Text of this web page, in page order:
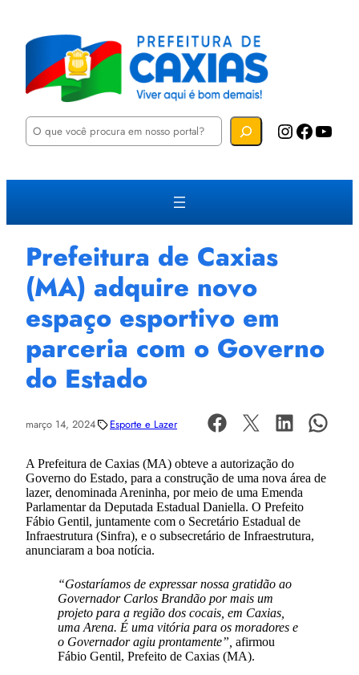
P
u
a
Instagram Facebook YouTube
Prefeitura de Caxias
(MA) adquire novo
espaço esportivo em
parceria com o Governo
do Estado
março 14, 2024 Esporte e Lazer
A Prefeitura de Caxias (MA) obteve a autorização do
Governo do Estado, para a construção de uma nova área de
lazer, denominada Areninha, por meio de uma Emenda
Parlamentar da Deputada Estadual Daniella. O Prefeito
Fábio Gentil, juntamente com o Secretário Estadual de
Infraestrutura (Sinfra), e o subsecretário de Infraestrutura,
anunciaram a boa notícia.
“Gostaríamos de expressar nossa gratidão ao
Governador Carlos Brandão por mais um
projeto para a região dos cocais, em Caxias,
uma Arena. É uma vitória para os moradores e
o Governador agiu prontamente”, afirmou
Fábio Gentil, Prefeito de Caxias (MA).